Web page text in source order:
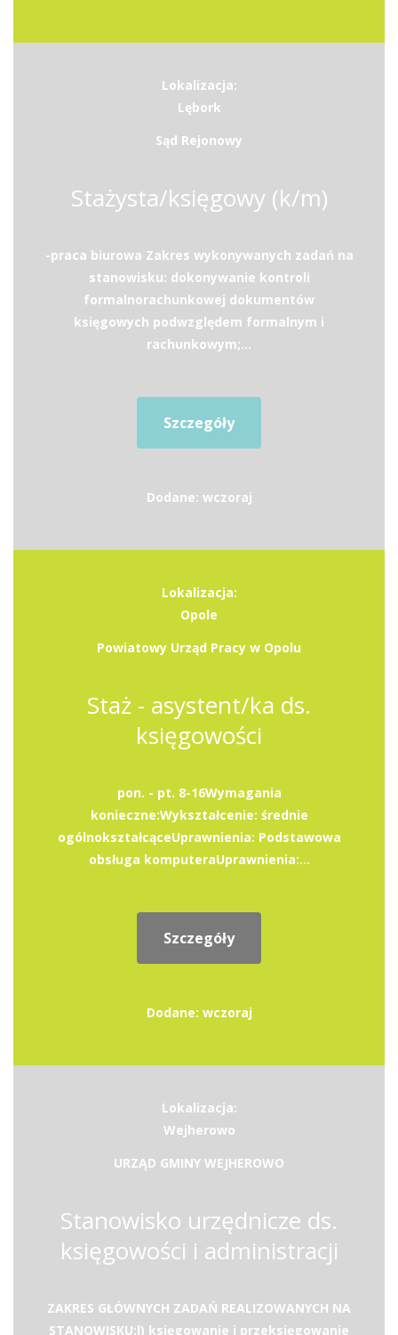
Lokalizacja:
Lębork
Sąd Rejonowy
Stażysta/księgowy (k/m)
-praca biurowa Zakres wykonywanych zadań na
stanowisku: dokonywanie kontroli
formalnorachunkowej dokumentów
księgowych podwzględem formalnym i
rachunkowym;...
Szczegóły
Dodane: wczoraj
Lokalizacja:
Opole
Powiatowy Urząd Pracy w Opolu
Staż - asystent/ka ds.
księgowości
pon. - pt. 8-16Wymagania
konieczne:Wykształcenie: średnie
ogólnokształcąceUprawnienia: Podstawowa
obsługa komputeraUprawnienia:...
Szczegóły
Dodane: wczoraj
Lokalizacja:
Wejherowo
URZĄD GMINY WEJHEROWO
Stanowisko urzędnicze ds.
księgowości i administracji
ZAKRES GŁÓWNYCH ZADAŃ REALIZOWANYCH NA
STANOWISKU:l) księgowanie i przeksięgowanie